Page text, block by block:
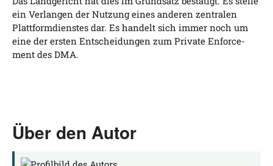
ein Ver­lan­gen der Nut­zung eines ande­ren zen­tra­len
Platt­form­diens­tes dar. Es han­delt sich immer noch um
eine der ers­ten Ent­schei­dun­gen zum Pri­va­te Enforce­
ment des DMA.
Über den Autor